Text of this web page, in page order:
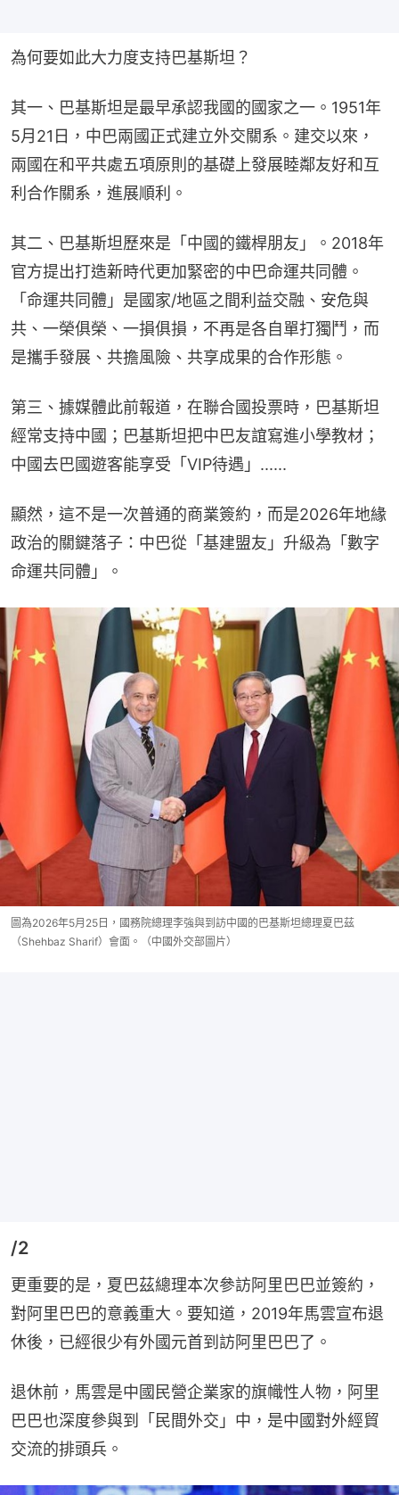
為何要如此大力度支持巴基斯坦？
其一、巴基斯坦是最早承認我國的國家之一。1951年
5月21日，中巴兩國正式建立外交關系。建交以來，
兩國在和平共處五項原則的基礎上發展睦鄰友好和互
利合作關系，進展順利。
其二、巴基斯坦歷來是「中國的鐵桿朋友」。2018年
官方提出打造新時代更加緊密的中巴命運共同體。
「命運共同體」是國家/地區之間利益交融、安危與
共、一榮俱榮、一損俱損，不再是各自單打獨鬥，而
是攜手發展、共擔風險、共享成果的合作形態。
第三、據媒體此前報道，在聯合國投票時，巴基斯坦
經常支持中國；巴基斯坦把中巴友誼寫進小學教材；
顯然，這不是一次普通的商業簽約，而是2026年地緣
政治的關鍵落子：中巴從「基建盟友」升級為「數字
命運共同體」。
圖為2026年5月25日，國務院總理李強與到訪中國的巴基斯坦總理夏巴茲
（Shehbaz Sharif）會面。（中國外交部圖片）
/2
更重要的是，夏巴茲總理本次參訪阿里巴巴並簽約，
對阿里巴巴的意義重大。要知道，2019年馬雲宣布退
休後，已經很少有外國元首到訪阿里巴巴了。
退休前，馬雲是中國民營企業家的旗幟性人物，阿里
巴巴也深度參與到「民間外交」中，是中國對外經貿
交流的排頭兵。